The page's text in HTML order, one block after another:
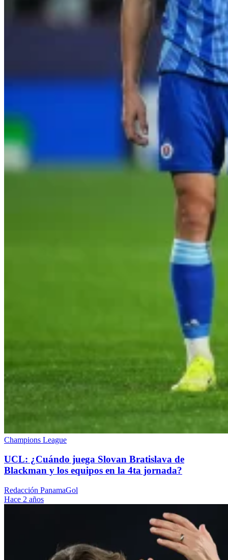
Champions League
UCL: ¿Cuándo juega Slovan Bratislava de
Blackman y los equipos en la 4ta jornada?
Redacción PanamaGol
Hace 2 años